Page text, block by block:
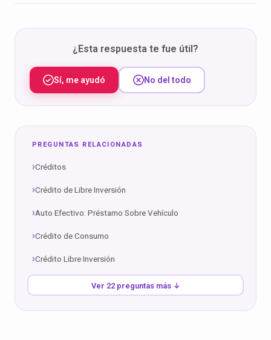
¿Esta respuesta te fue útil?
Sí, me ayudó No del todo
PREGUNTAS RELACIONADAS
Créditos
Crédito de Libre Inversión
Auto Efectivo: Préstamo Sobre Vehículo
Crédito de Consumo
Crédito Libre Inversión
Ver 22 preguntas más ↓